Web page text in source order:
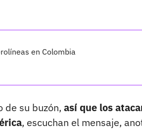
en Colombia
de su buzón, así que los
, escuchan el mensaje,